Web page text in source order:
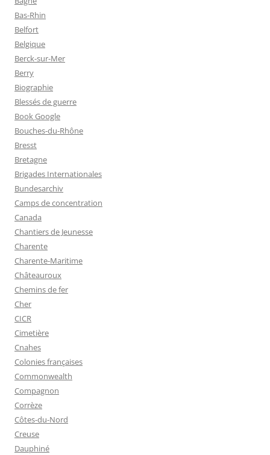
Bas-Rhin
Belfort
Belgique
Berck-sur-Mer
Berry
Biographie
Blessés de guerre
Book Google
Bouches-du-Rhône
Bresst
Bretagne
Brigades Internationales
Bundesarchiv
Camps de concentration
Canada
Chantiers de Jeunesse
Charente
Charente-Maritime
Châteauroux
Chemins de fer
Cher
CICR
Cimetière
Cnahes
Colonies françaises
Commonwealth
Compagnon
Corrèze
Côtes-du-Nord
Creuse
Dauphiné